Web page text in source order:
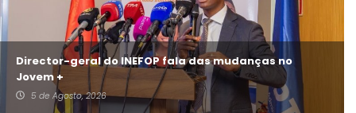
Director-geral do INEFOP fala das mudanças no
Jovem +
5 de Agosto, 2026